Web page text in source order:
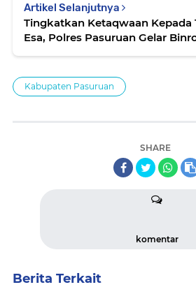
Artikel Selanjutnya
Tingkatkan Ketaqwaan Kepada
Esa, Polres Pasuruan Gelar
Kabupaten Pasuruan
SHARE
komentar
Berita Terkait